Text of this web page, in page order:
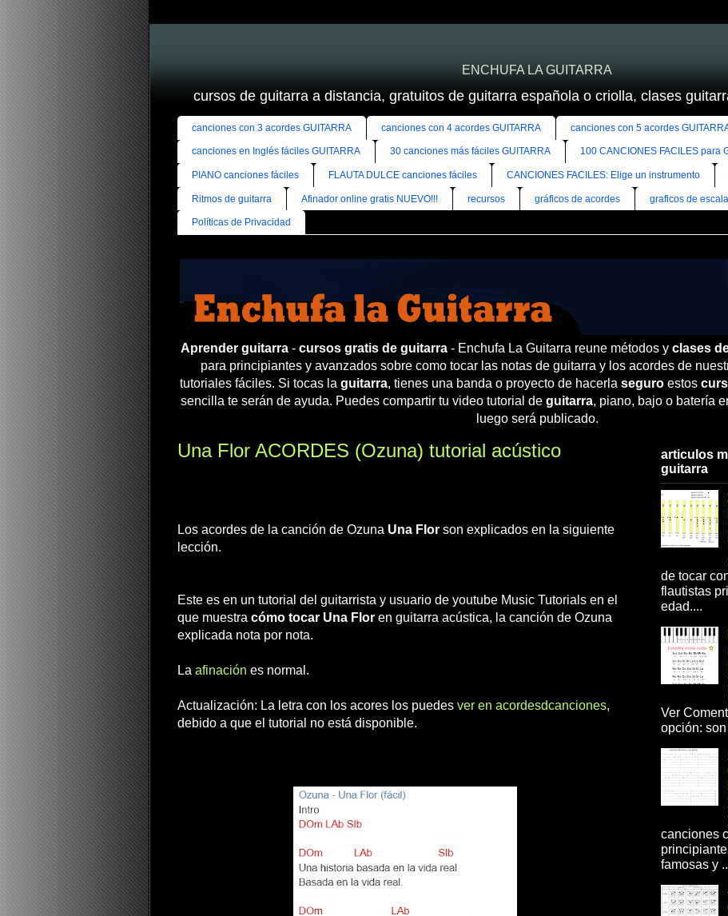
ENCHUFA LA GUITARRA
cursos de guitarra a distancia, gratuitos de guitarra española o criolla, clases
canciones con 3 acordes GUITARRA canciones con 4 acordes GUITARRA canciones con 5 acordes
canciones en Inglés fáciles GUITARRA 30 canciones más fáciles GUITARRA 100 CANCIONES FACILES para
PIANO canciones fáciles FLAUTA DULCE canciones fáciles CANCIONES FACILES: Elige un instrumento
Ritmos de guitarra Afinador online gratis NUEVO!!! recursos gráficos de acordes graficos de
Políticas de Privacidad
Aprender guitarra- cursos gratis de guitarra- Enchufa La Guitarra reune métodos y clases
para principiantes y avanzados sobre como tocar las notas de guitarra y los acordes de
tutoriales fáciles. Si tocas la guitarra, tienes una banda o proyecto de hacerla seguroestos
sencilla te serán de ayuda. Puedes compartir tu video tutorial de guitarra, piano, bajo o batería
luego será publicado.
Una Flor ACORDES (Ozuna) tutorial acústico
Los acordes de la canción de Ozuna Una Flor son explicados en la siguiente
lección.
Este es en un tutorial del guitarrista y usuario de youtube Music Tutorials en el
que muestra cómo tocar Una Flor en guitarra acústica, la canción de Ozuna
explicada nota por nota.
La afinación es normal.
Actualización: La letra con los acores los puedes ver en acordesdcanciones,
debido a que el tutorial no está disponible.
articulos
guitarra
de tocar
flautistas
edad....
Ver
opción:
canciones
famosas y